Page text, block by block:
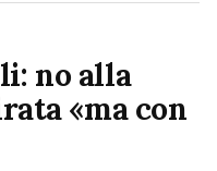
no alla
«ma con